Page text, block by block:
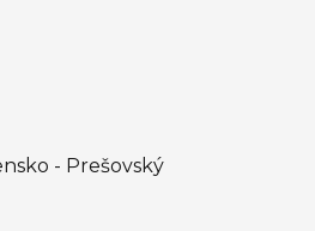
- Prešovský